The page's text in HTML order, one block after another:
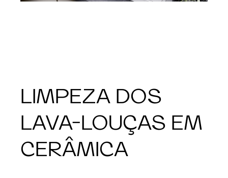
LIMPEZA DOS
LAVA-LOUÇAS EM
CERÂMICA